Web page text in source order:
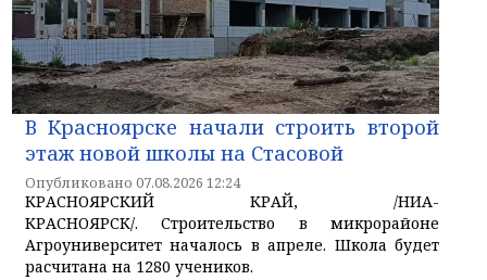
В Красноярске начали строить второй
этаж новой школы на Стасовой
Опубликовано 07.08.2026 12:24
КРАСНОЯРСКИЙ КРАЙ, /НИА-
КРАСНОЯРСК/. Строительство в микрорайоне
Агроуниверситет началось в апреле. Школа будет
расчитана на 1280 учеников.